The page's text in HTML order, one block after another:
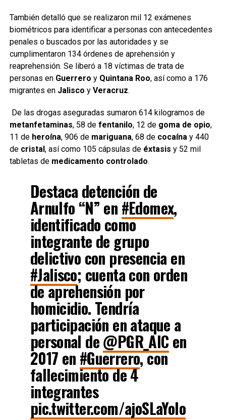
También detalló que se realizaron mil 12 exámenes
biométricos para identificar a personas con antecedentes
penales o buscados por las autoridades y se
cumplimentaron 134 órdenes de aprehensión y
reaprehensión. Se liberó a 18 víctimas de trata de
personas en Guerrero y Quintana Roo, así como a 176
migrantes en Jalisco y Veracruz.
De las drogas aseguradas sumaron 614 kilogramos de
metanfetaminas, 58 de fentanilo, 12 de goma de opio,
11 de heroína, 906 de mariguana, 68 de cocaína y 440
de cristal, así como 105 cápsulas de éxtasis y 52 mil
tabletas de medicamento controlado.
Destaca detención de
Arnulfo “N” en #Edomex,
identificado como
integrante de grupo
delictivo con presencia en
#Jalisco; cuenta con orden
de aprehensión por
homicidio. Tendría
participación en ataque a
personal de@PGR_AIC en
2017 en #Guerrero, con
fallecimiento de 4
integrantes
pic.twitter.com/ajoSLaYoIo